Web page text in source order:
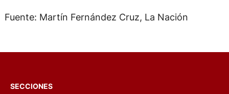
Fuente: Martín Fernández Cruz, La Nación
SECCIONES